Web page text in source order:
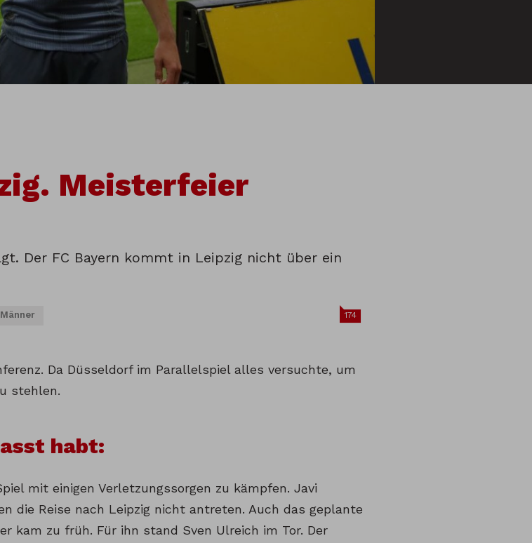
Meisterfeier
Der FC Bayern kommt in Leipzig nicht über ein
174
Da Düsseldorf im Parallelspiel alles versuchte, um
stehlen.
habt:
mit einigen Verletzungssorgen zu kämpfen. Javi
die Reise nach Leipzig nicht antreten. Auch das geplante
kam zu früh. Für ihn stand Sven Ulreich im Tor. Der